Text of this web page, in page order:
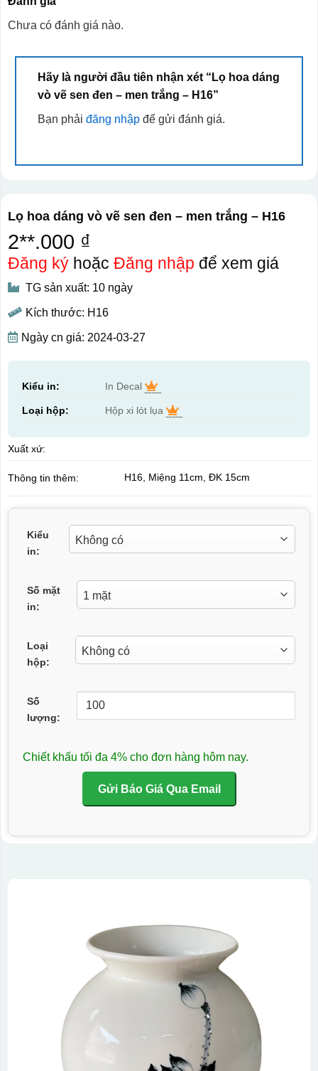
Chưa có đánh giá nào.
Hãy là người đầu tiên nhận xét “Lọ hoa dáng
vò vẽ sen đen – men trắng – H16”
Bạn phải đăng nhậpđể gửi đánh giá.
Lọ hoa dáng vò vẽ sen đen – men trắng – H16
2**.000 ₫
Đăng kýhoặc Đăng nhập để xem giá
TG sản xuất: 10 ngày
Kích thước: H16
Ngày cn giá: 2024-03-27
Kiểu in: In Decal
Loại hộp: Hộp xi lót lụa
Xuất xứ:
Thông tin thêm: H16, Miệng 11cm, ĐK 15cm
Kiểu
in:
Số mặt
in:
Loại
hộp:
Số
lượng:
Chiết khấu tối đa 4% cho đơn hàng hôm nay.
Gửi Báo Giá Qua Email